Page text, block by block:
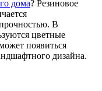
дома? Резиновое
В
цветные
появиться
дизайна.